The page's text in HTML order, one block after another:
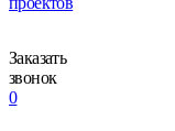
Заказать
звонок
0